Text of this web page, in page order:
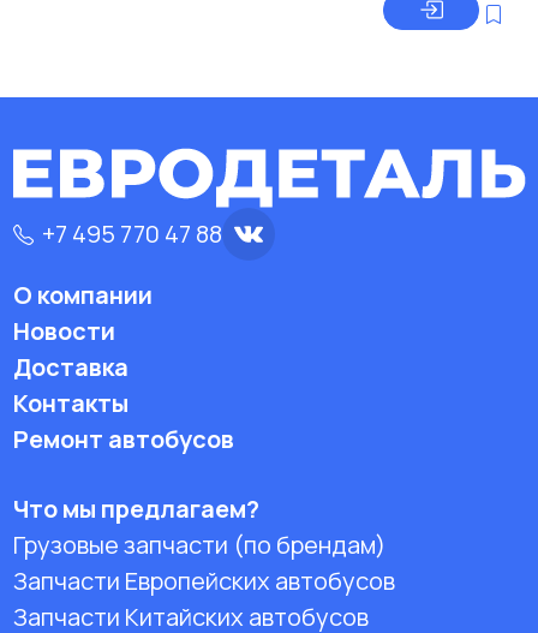
+7 495 770 47 88
О компании
Новости
Доставка
Контакты
Ремонт автобусов
Что мы предлагаем?
Грузовые запчасти (по брендам)
Запчасти Европейских автобусов
Запчасти Китайских автобусов